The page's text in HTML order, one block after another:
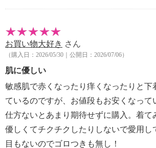
・ドライクリーニング：不可
・個体差あり
【原産国（地）】
・日本製
お買い物大好き さん
（購入日：2026/05/30｜公開日：2026/07/06）
肌に優しい
敏感肌で赤くなったり痒くなったりと下
ているのですが、お値段もお安くなって
仕方ないとあまり期待せずに購入。着て
優しくてチクチクしたりしないで愛用し
目もないのでゴロつきも無し！